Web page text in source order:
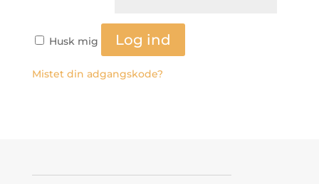
Husk mig Log ind
Mistet din adgangskode?